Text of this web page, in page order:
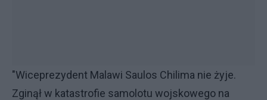
"Wiceprezydent Malawi Saulos Chilima nie żyje.
Zginął w katastrofie samolotu wojskowego na